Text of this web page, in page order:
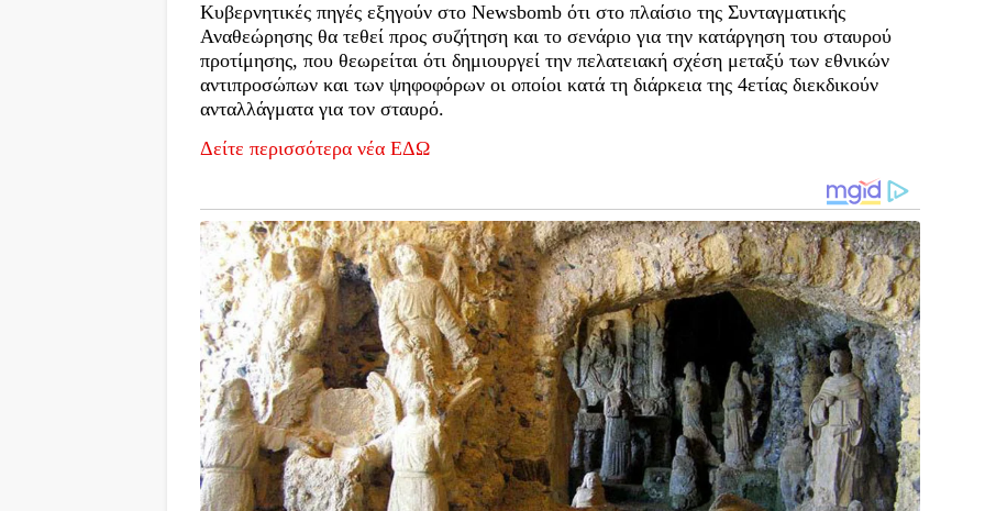
Κυβερνητικές πηγές εξηγούν στο Newsbomb ότι στο πλαίσιο της Συνταγματικής
Αναθεώρησης θα τεθεί προς συζήτηση και το σενάριο για την κατάργηση του σταυρού
προτίμησης, που θεωρείται ότι δημιουργεί την πελατειακή σχέση μεταξύ των εθνικών
αντιπροσώπων και των ψηφοφόρων οι οποίοι κατά τη διάρκεια της 4ετίας διεκδικούν
ανταλλάγματα για τον σταυρό.
Δείτε περισσότερα νέα ΕΔΩ